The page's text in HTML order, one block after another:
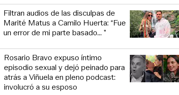
Filtran audios de las disculpas de
Marité Matus a Camilo Huerta: “Fue
un error de mi parte basado... ”
Rosario Bravo expuso íntimo
episodio sexual y dejó peinado para
atrás a Viñuela en pleno podcast:
involucró a su esposo